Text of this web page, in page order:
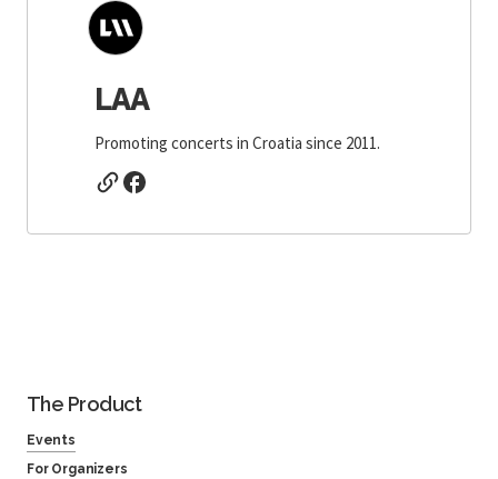
LAA
Promoting concerts in Croatia since 2011.
The Product
Events
For Organizers